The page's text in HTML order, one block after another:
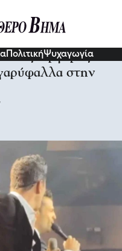
ΠολιτικήΨυχαγωγία
Αργυρός –
στην